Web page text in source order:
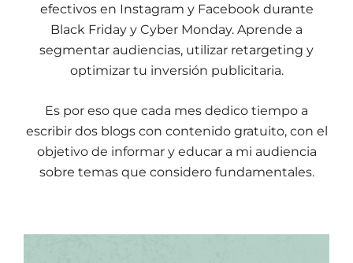
efectivos en Instagram y Facebook durante
Black Friday y Cyber Monday. Aprende a
segmentar audiencias, utilizar retargeting y
optimizar tu inversión publicitaria.
Es por eso que cada mes dedico tiempo a
escribir dos blogs con contenido gratuito, con el
objetivo de informar y educar a mi audiencia
sobre temas que considero fundamentales.